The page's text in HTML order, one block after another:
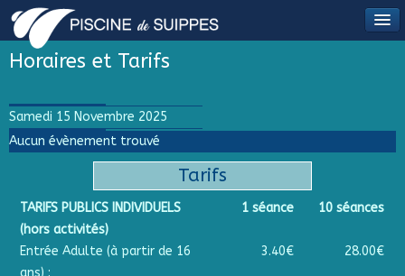
Horaires et Tarifs
Samedi 15 Novembre 2025
Aucun évènement trouvé
Tarifs
TARIFS PUBLICS INDIVIDUELS
(hors activités)
1 séance 10 séances
Entrée Adulte (à partir de 16
ans) :
3.40€ 28.00€